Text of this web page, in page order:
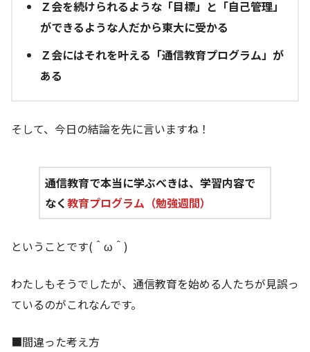
Ｚ会を続けられるような「目標」と「自己管理」
ができるような人だから東大に受かる
Ｚ会にはそれを叶える「通信教育プログラム」が
ある
そして、今日の結論を先に言いますね！
通信教育で本当に学ぶべきは、学習内容で
なく教育プログラム（勉強週間）
ということです(＾ω＾)
わたしもそうでしたが、通信教育を始める人たちが見誤っ
ているのがこれなんです。
■間違った考え方